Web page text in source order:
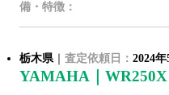
備・特徴：
栃木県｜ 査定依頼日： 2024年
YAMAHA｜WR250X